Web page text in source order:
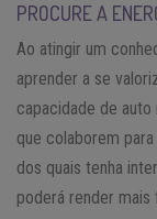
PROCURE A
Ao atingir um
aprender a se
capacidade de
que colaborem
dos quais tenha
poderá render